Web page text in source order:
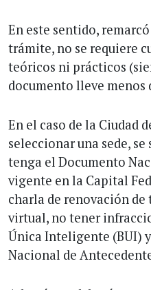
En este sentido,
trámite, no se requiere
teóricos ni prácticos
documento lleve menos
En el caso de la Ciudad
seleccionar una sede,
tenga el Documento
vigente en la Capital
charla de renovación
virtual, no tener
Única Inteligente (BUI)
Nacional de